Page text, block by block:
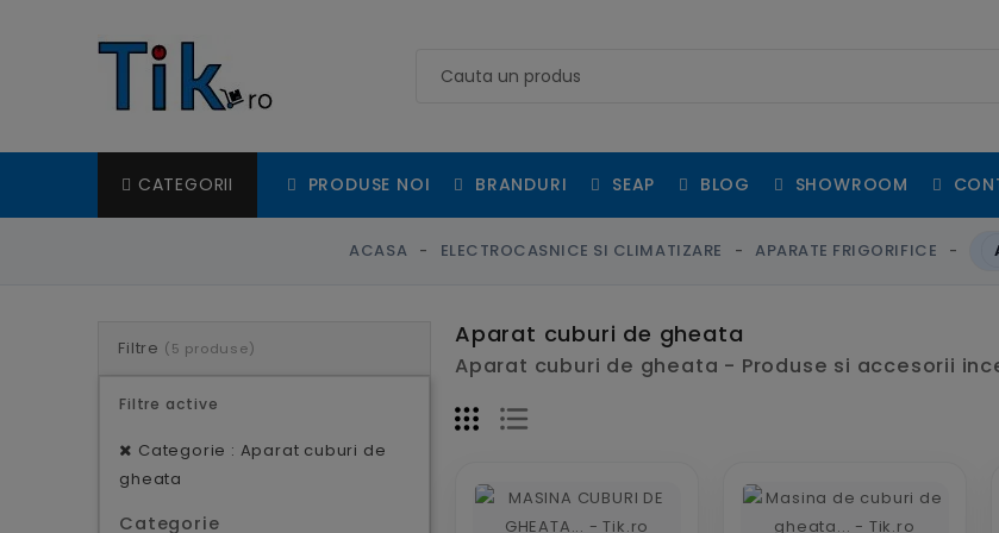
CATEGORII PRODUSE NOI BRANDURI SEAP BLOG SHOWROOM
ACASA ELECTROCASNICE SI CLIMATIZARE APARATE FRIGORIFICE
Filtre (5 produse)
Filtre active
Categorie : Aparat cuburi de
gheata
Categorie
Aparat cuburi de gheata
Aparat cuburi de gheata - Produse si accesorii